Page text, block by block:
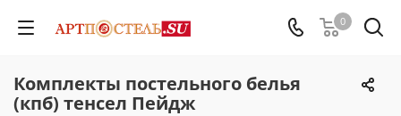
0
Комплекты постельного белья
(кпб) тенсел Пейдж